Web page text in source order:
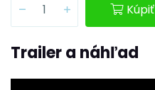
Kúpiť
Trailer a náhľad